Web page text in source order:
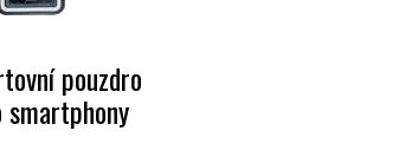
pouzdro
smartphony